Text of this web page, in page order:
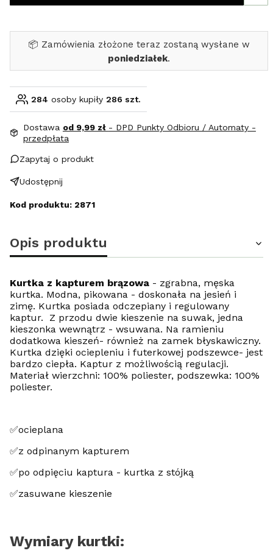
📦 Zamówienia złożone teraz zostaną wysłane w
poniedziałek.
284 osoby kupiły 286 szt.
Dostawa od 9,99 zł - DPD Punkty Odbioru / Automaty -
przedpłata
Zapytaj o produkt
Udostępnij
Kod produktu: 2871
Opis produktu
Kurtka z kapturem brązowa - zgrabna, męska
kurtka. Modna, pikowana - doskonała na jesień i
zimę. Kurtka posiada odczepiany i regulowany
kaptur. Z przodu dwie kieszenie na suwak, jedna
kieszonka wewnątrz - wsuwana. Na ramieniu
dodatkowa kieszeń- również na zamek błyskawiczny.
Kurtka dzięki ociepleniu i futerkowej podszewce- jest
bardzo ciepła. Kaptur z możliwością regulacji.
Materiał wierzchni: 100% poliester, podszewka: 100%
poliester.
✅ocieplana
✅z odpinanym kapturem
✅po odpięciu kaptura - kurtka z stójką
✅zasuwane kieszenie
Wymiary kurtki: